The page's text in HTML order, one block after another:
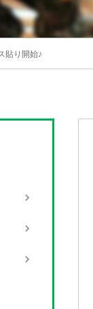
貼り開始♪